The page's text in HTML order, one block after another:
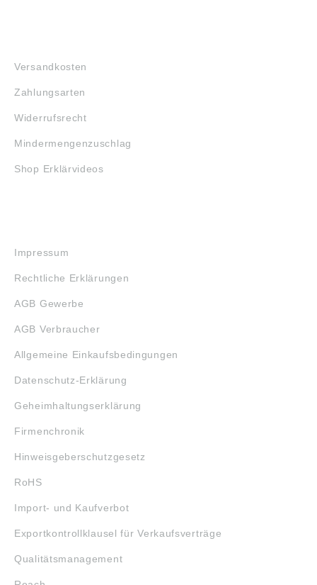
Versandkosten
Zahlungsarten
Widerrufsrecht
Mindermengenzuschlag
Shop Erklärvideos
Impressum
Rechtliche Erklärungen
AGB Gewerbe
AGB Verbraucher
Allgemeine Einkaufsbedingungen
Datenschutz-Erklärung
Geheimhaltungserklärung
Firmenchronik
Hinweisgeberschutzgesetz
RoHS
Import- und Kaufverbot
Exportkontrollklausel für Verkaufsverträge
Qualitätsmanagement